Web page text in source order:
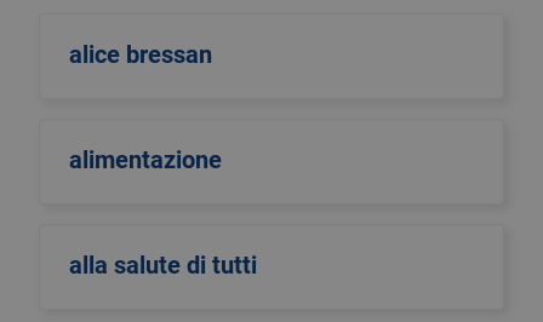
alice bressan
alimentazione
alla salute di tutti